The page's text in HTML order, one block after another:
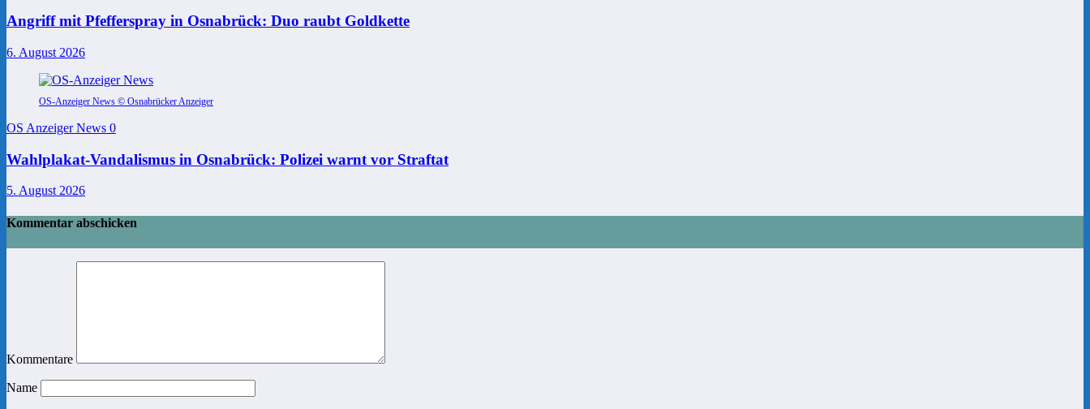
Angriff mit Pfefferspray in Osnabrück: Duo raubt Goldkette
6. August 2026
OS-Anzeiger News © Osnabrücker Anzeiger
OS Anzeiger News 0
Wahlplakat-Vandalismus in Osnabrück: Polizei warnt vor Straftat
5. August 2026
Kommentar abschicken
Kommentare
Name